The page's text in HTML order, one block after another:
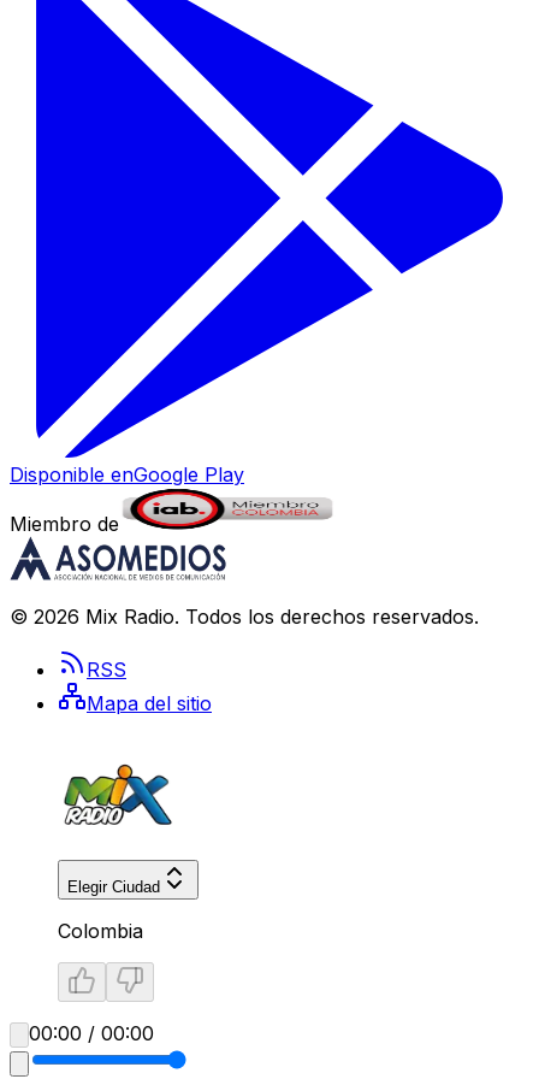
Disponible enGoogle Play
Miembro de
© 2026 Mix Radio. Todos los derechos reservados.
RSS
Mapa del sitio
Elegir Ciudad
Colombia
00:00 / 00:00